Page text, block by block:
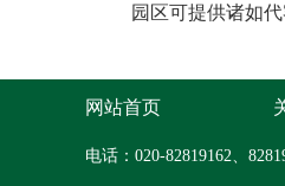
园区可提供诸如代
网站首页
电话：020-82819162、